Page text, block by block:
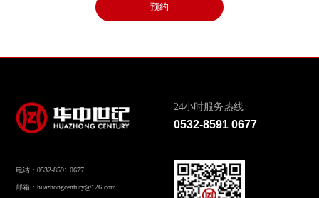
预约
24小时服务热线
0532-8591 0677
电话：0532-8591 0677
邮箱：huazhongcentury@126.com